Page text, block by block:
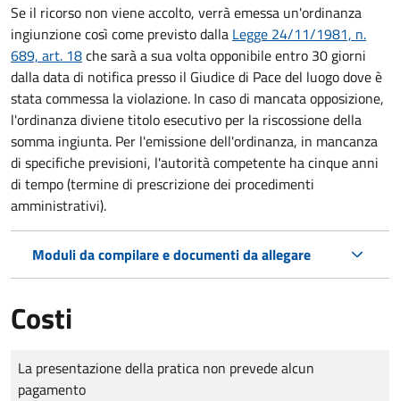
Se il ricorso non viene accolto, verrà emessa un'ordinanza
ingiunzione così come previsto dalla Legge 24/11/1981, n.
689, art. 18che sarà a sua volta opponibile entro 30 giorni
dalla data di notifica presso il Giudice di Pace del luogo dove è
stata commessa la violazione. In caso di mancata opposizione,
l'ordinanza diviene titolo esecutivo per la riscossione della
somma ingiunta. Per l'emissione dell'ordinanza, in mancanza
di specifiche previsioni, l'autorità competente ha cinque anni
di tempo (termine di prescrizione dei procedimenti
amministrativi).
Moduli da compilare e documenti da allegare
Costi
Tipo di pagamento
Importo
La presentazione della pratica non prevede alcun
pagamento